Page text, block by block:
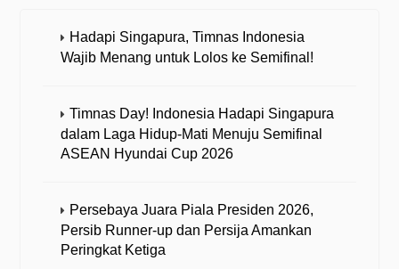
Hadapi Singapura, Timnas Indonesia
Wajib Menang untuk Lolos ke Semifinal!
Timnas Day! Indonesia Hadapi Singapura
dalam Laga Hidup-Mati Menuju Semifinal
ASEAN Hyundai Cup 2026
Persebaya Juara Piala Presiden 2026,
Persib Runner-up dan Persija Amankan
Peringkat Ketiga